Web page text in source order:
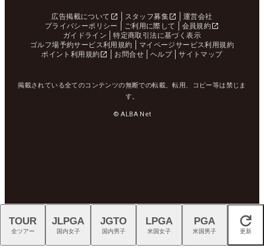
広告掲載について スタッフ募集
運営会社
プライバシーポリシー
ご利用に際して
会員規約
ガイドライン
特定商取引法に基づく表示
ゴルフ場予約サービス利用規約
マイページサービス利用規約
ポイント利用規約
お問合せ ヘルプ サイトマップ
掲載されている全てのコンテンツの無断での転載、転用、コピー等は禁じま
す。
© ALBA Net
閉じる
TOUR
全ツアー
JLPGA
国内女子
JGTO
国内男子
LPGA
米国女子
PGA
米国男子 更新